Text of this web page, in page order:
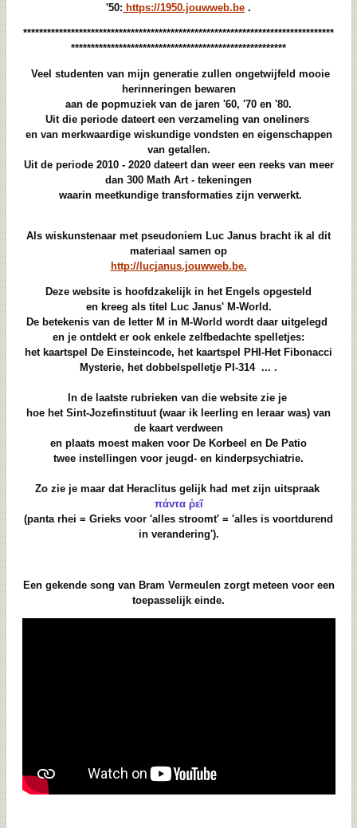
'50: https://1950.jouwweb.be .
******************************************************************************
******************************************************
Veel studenten van mijn generatie zullen ongetwijfeld mooie
herinneringen bewaren
aan de popmuziek van de jaren '60, '70 en '80.
Uit die periode dateert een verzameling van oneliners
en van merkwaardige wiskundige vondsten en eigenschappen
van getallen.
Uit de periode 2010 - 2020 dateert dan weer een reeks van meer
dan 300 Math Art - tekeningen
waarin meetkundige transformaties zijn verwerkt.
Als wiskunstenaar met pseudoniem Luc Janus bracht ik al dit
materiaal samen op
http://lucjanus.jouwweb.be.
Deze website is hoofdzakelijk in het Engels opgesteld
en kreeg als titel Luc Janus' M-World.
De betekenis van de letter M in M-World wordt daar uitgelegd
en je ontdekt er ook enkele zelfbedachte spelletjes:
het kaartspel De Einsteincode, het kaartspel PHI-Het Fibonacci
Mysterie, het dobbelspelletje PI-314 ... .
In de laatste rubrieken van die website zie je
hoe het Sint-Jozefinstituut (waar ik leerling en leraar was) van
de kaart verdween
en plaats moest maken voor De Korbeel en De Patio
twee instellingen voor jeugd- en kinderpsychiatrie.
Zo zie je maar dat Heraclitus gelijk had met zijn uitspraak
πάντα ῥεῖ
(panta rhei = Grieks voor 'alles stroomt' = 'alles is voortdurend
in verandering').
Een gekende song van Bram Vermeulen zorgt meteen voor een
toepasselijk einde.